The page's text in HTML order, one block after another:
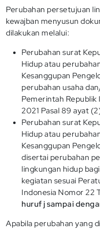
Perubahan persetujuan
kewajban menyusun
dilakukan melalui:
Perubahan surat
Hidup atau
Kesanggupan
perubahan usaha
Pemerintah Republik
2021 Pasal 89 ayat
Perubahan surat
Hidup atau
Kesanggupan
disertai perubahan
lingkungan hidup
kegiatan sesuai
Indonesia Nomor 22
huruf j sampai
Apabila perubahan yang